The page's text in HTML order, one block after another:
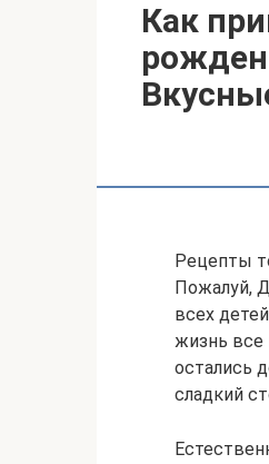
Как
Рецепты
Пожалуй,
всех
жизнь все
остались
сладкий